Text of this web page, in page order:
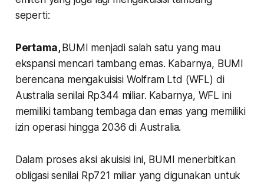
seperti:
Pertama, BUMI menjadi salah satu yang mau
ekspansi mencari tambang emas. Kabarnya, BUMI
berencana mengakuisisi Wolfram Ltd (WFL) di
Australia senilai Rp344 miliar. Kabarnya, WFL ini
memiliki tambang tembaga dan emas yang memiliki
izin operasi hingga 2036 di Australia.
Dalam proses aksi akuisisi ini, BUMI menerbitkan
obligasi senilai Rp721 miliar yang digunakan untuk